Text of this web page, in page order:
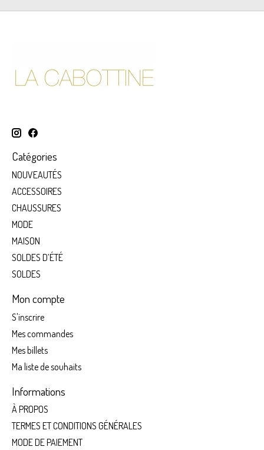
Catégories
NOUVEAUTÉS
ACCESSOIRES
CHAUSSURES
MODE
MAISON
SOLDES D’ÉTÉ
SOLDES
Mon compte
S'inscrire
Mes commandes
Mes billets
Ma liste de souhaits
Informations
À PROPOS
TERMES ET CONDITIONS GÉNÉRALES
MODE DE PAIEMENT